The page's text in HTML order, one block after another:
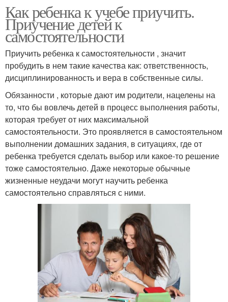
Как ребенка к учебе приучить.
Приучение детей к
самостоятельности
Приучить ребенка к самостоятельности , значит
пробудить в нем такие качества как: ответственность,
дисциплинированность и вера в собственные силы.
Обязанности , которые дают им родители, нацелены на
то, что бы вовлечь детей в процесс выполнения работы,
которая требует от них максимальной
самостоятельности. Это проявляется в самостоятельном
выполнении домашних задания, в ситуациях, где от
ребенка требуется сделать выбор или какое-то решение
тоже самостоятельно. Даже некоторые обычные
жизненные неудачи могут научить ребенка
самостоятельно справляться с ними.